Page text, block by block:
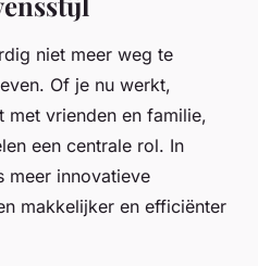
niet meer weg te
Of je nu werkt,
vrienden en familie,
een centrale rol. In
meer innovatieve
makkelijker en efficiënter